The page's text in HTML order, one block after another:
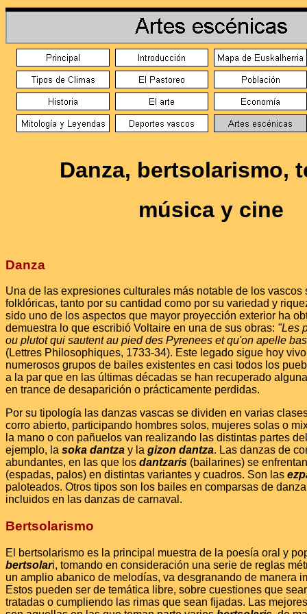
Danza, bertsolarismo,
música y cine
Danza
Una de las expresiones culturales más notable de los vascos
folklóricas, tanto por su cantidad como por su variedad y
sido uno de los aspectos que mayor proyección exterior ha
demuestra lo que escribió Voltaire en una de sus obras: "Les
ou plutot qui sautent au pied des Pyrenees et qu'on apelle
(Lettres Philosophiques, 1733-34). Este legado sigue hoy
numerosos grupos de bailes existentes en casi todos los
a la par que en las últimas décadas se han recuperado
en trance de desaparición o prácticamente perdidas.
Por su tipología las danzas vascas se dividen en varias
corro abierto, participando hombres solos, mujeres solas o
la mano o con pañuelos van realizando las distintas partes
ejemplo, la soka dantza y la gizon dantza. Las danzas de
abundantes, en las que los dantzaris (bailarines) se
(espadas, palos) en distintas variantes y cuadros. Son las
paloteados. Otros tipos son los bailes en comparsas de
incluidos en las danzas de carnaval.
Bertsolarismo
El bertsolarismo es la principal muestra de la poesía oral y
bertsolari, tomando en consideración una serie de reglas
un amplio abanico de melodías, va desgranando de manera
Estos pueden ser de temática libre, sobre cuestiones que
tratadas o cumpliendo las rimas que sean fijadas. Las